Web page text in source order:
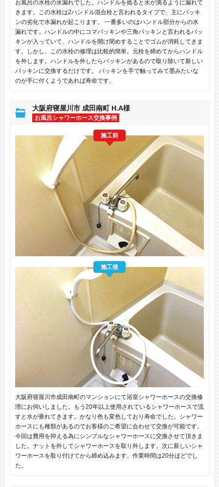
お風呂の水栓の水漏れでした。ハンドルを捻ると水が滴るように漏れて
きます。この水栓は2ハンドル混合栓と言われるタイプで、主にパッキ
ンの劣化で水漏れが起こります。 一番多いのはハンドル部分からの水
漏れです。ハンドルの中にコマパッキンや三角パッキンと言われるパッ
キンが入っていて、ハンドルを開け閉めすることでゴムが消耗してきま
す。しかし、この水栓の修理は比較的簡単。元栓を締めてからハンドル
を外します。ハンドルを外したらパッキンがあるので取り除いて新しい
パッキンに交換するだけです。 パッキンを手で触ってみて墨みたいな
のが手に付くようであれば寿命です。
大阪府寝屋川市 成田南町 H.A様
お風呂シャワーホース交換事例
施工前
施工後
大阪府寝屋川市成田南町のマンションにて浴室シャワーホースの交換修
理にお伺いしました。もう20年以上使用されているシャワーホースで流
すと水が垂れてきます。かなり色も変色しており寿命でした。シャワー
ホースにも種類があるのでお客様のご希望に合わせて交換が可能です。
今回は費用を抑える為にシンプルなシャワーホースに交換させて頂きま
した。ナットを外してシャワーホースを取り外します。次に新しいシャ
ワーホースを取り付けてから締め込みます。作業時間は20分ほどでし
た。